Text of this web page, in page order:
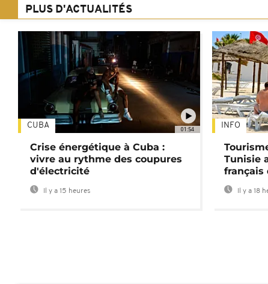
PLUS D'ACTUALITÉS
01:54
CUBA
Crise énergétique à Cuba :
vivre au rythme des coupures
d'électricité
Il y a 15 heures
INFO
Tunisie
français
Il y a 18